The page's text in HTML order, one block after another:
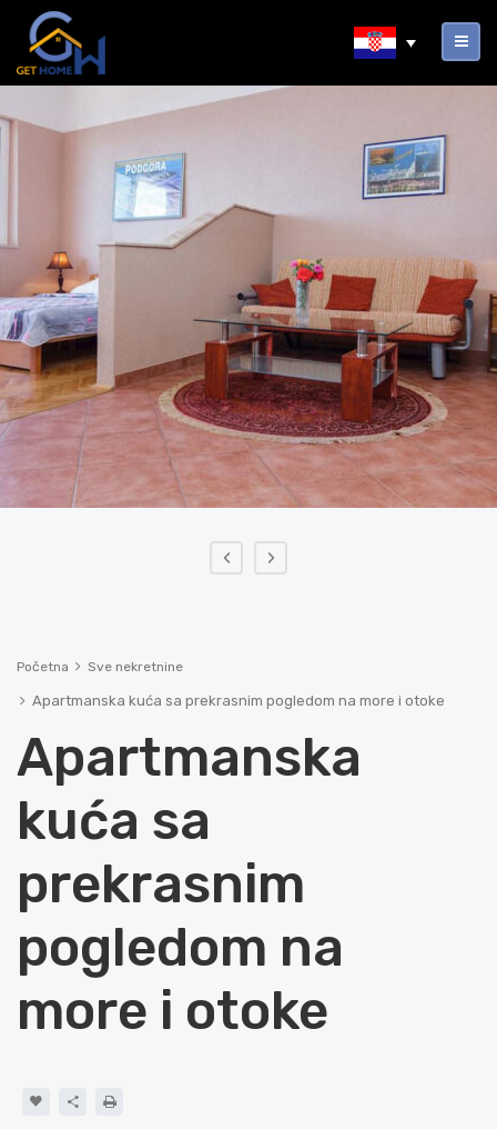
‹ ›
Početna Sve nekretnine
Apartmanska kuća sa prekrasnim pogledom na more i otoke
Apartmanska
kuća sa
prekrasnim
pogledom na
more i otoke